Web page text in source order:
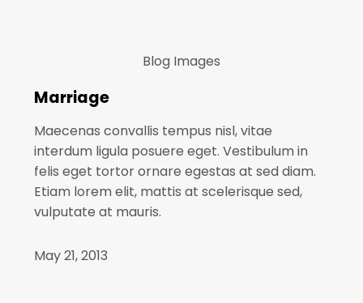
Blog Images
Marriage
Maecenas convallis tempus nisl, vitae
interdum ligula posuere eget. Vestibulum in
felis eget tortor ornare egestas at sed diam.
Etiam lorem elit, mattis at scelerisque sed,
vulputate at mauris.
May 21, 2013